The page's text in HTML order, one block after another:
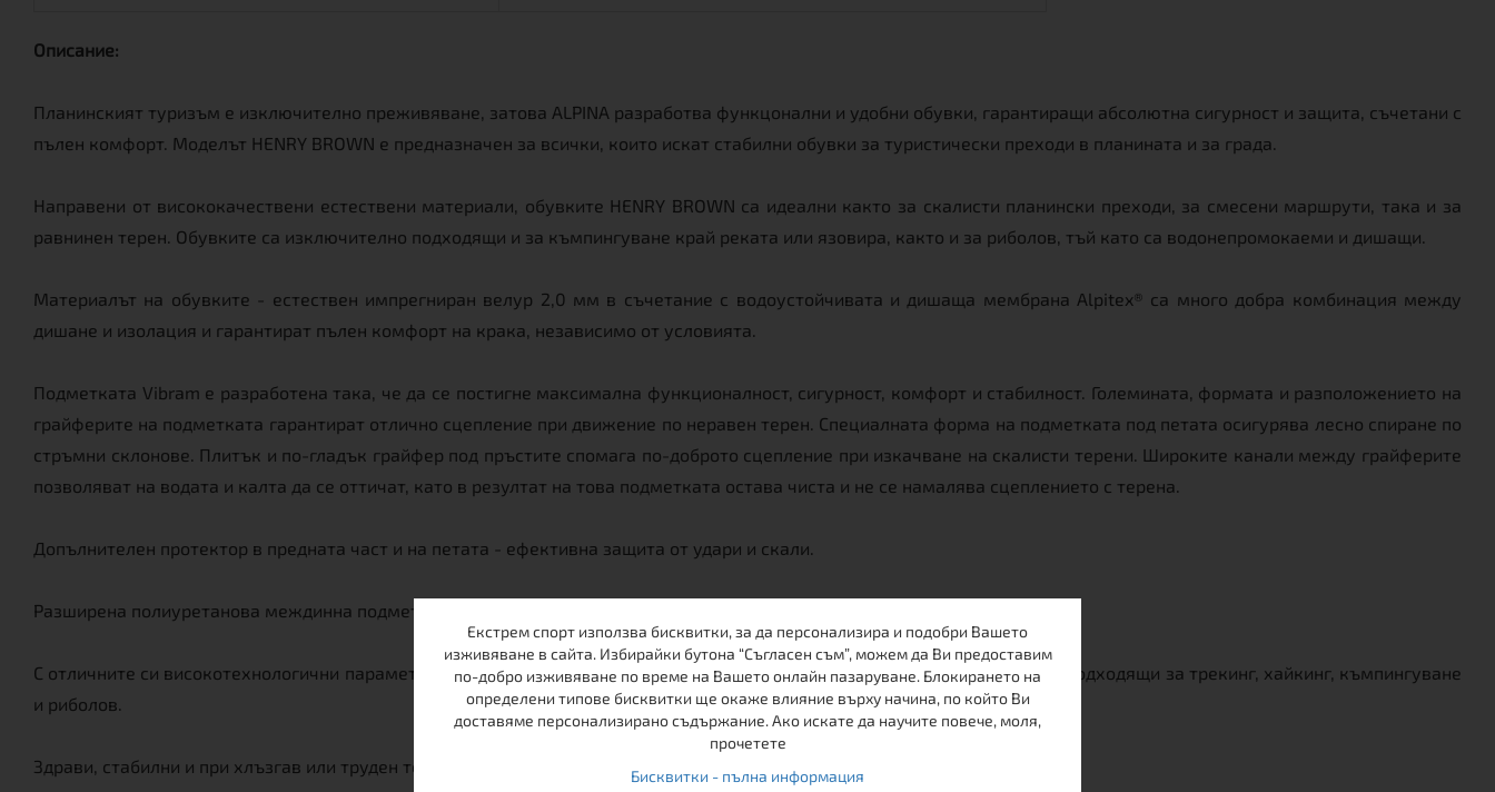
Описание:
Планинският туризъм е изключително преживяване, затова ALPINA разработва функцонални и удобни обувки, гарантиращи абсолютна сигурност и защита, съчетани с
пълен комфорт. Моделът HENRY BROWN е предназначен за всички, които искат стабилни обувки за туристически преходи в планината и за града.
Направени от висококачествени естествени материали, обувките HENRY BROWN са идеални както за скалисти планински преходи, за смесени маршрути, така и за
равнинен терен. Обувките са изключително подходящи и за къмпингуване край реката или язовира, както и за риболов, тъй като са водонепромокаеми и дишащи.
Материалът на обувките - естествен импрегниран велур 2,0 мм в съчетание с водоустойчивата и дишаща мембрана Alpitex® са много добра комбинация между
дишане и изолация и гарантират пълен комфорт на крака, независимо от условията.
Подметката Vibram е разработена така, че да се постигне максимална функционалност, сигурност, комфорт и стабилност. Големината, формата и разположението на
грайферите на подметката гарантират отлично сцепление при движение по неравен терен. Специалната форма на подметката под петата осигурява лесно спиране по
стръмни склонове. Плитък и по-гладък грайфер под пръстите спомага по-доброто сцепление при изкачване на скалисти терени. Широките канали между грайферите
позволяват на водата и калта да се оттичат, като в резултат на това подметката остава чиста и не се намалява сцеплението с терена.
Допълнителен протектор в предната част и на петата - ефективна защита от удари и скали.
Разширена полиуретанова междинна подметка за меко и удобно ходене.
С отличните си високотехнологични параметри и качества и ниското си тегло, обувките HENRY BROWN са изключително подходящи за трекинг, хайкинг, къмпингуване
и риболов.
Здрави, стабилни и при хлъзгав или труден терен, водоустойчиви, дишащи, предназначени за продължително ходене.
Екстрем спорт използва бисквитки, за да персонализира и подобри Вашето
изживяване в сайта. Избирайки бутона “Съгласен съм”, можем да Ви предоставим
по-добро изживяване по време на Вашето онлайн пазаруване. Блокирането на
определени типове бисквитки ще окаже влияние върху начина, по който Ви
доставяме персонализирано съдържание. Ако искате да научите повече, моля,
прочетете
Бисквитки - пълна информация